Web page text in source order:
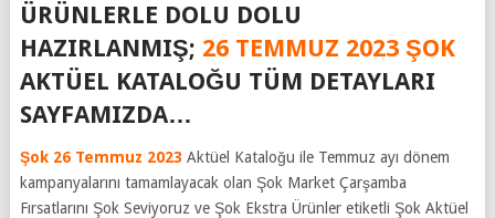
ÜRÜNLERLE DOLU DOLU
HAZIRLANMIŞ; 26 TEMMUZ 2023 ŞOK
AKTÜEL KATALOĞU TÜM DETAYLARI
SAYFAMIZDA…
Şok 26 Temmuz 2023 Aktüel Kataloğu ile Temmuz ayı dönem
kampanyalarını tamamlayacak olan Şok Market Çarşamba
Fırsatlarını Şok Seviyoruz ve Şok Ekstra Ürünler etiketli Şok Aktüel